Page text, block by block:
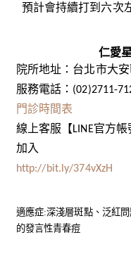
預計會持續打到六次
仁愛
院所地址：台北市大
服務電話：(02)2711-
門診時間表
線上客服【LINE官方
加入
http://bit.ly/374vXzH
適應症:深淺層斑點、泛紅
的發言性青春痘